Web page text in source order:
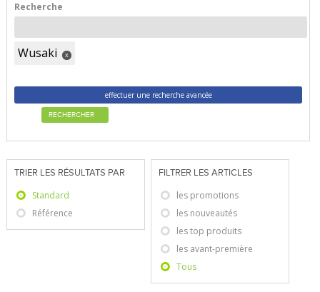
Recherche
Wusaki x
effectuer une recherche avancée
RECHERCHER
TRIER LES RÉSULTATS PAR
Standard
Référence
FILTRER LES ARTICLES
les promotions
les nouveautés
les top produits
les avant-première
Tous